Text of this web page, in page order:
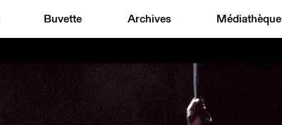
Buvette Archives Médiathèque